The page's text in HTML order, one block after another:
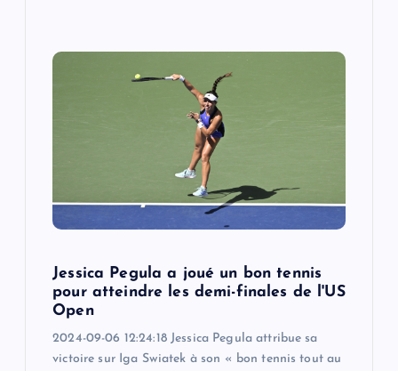
Jessica Pegula a joué un bon tennis
pour atteindre les demi-finales de l'US
Open
2024-09-06 12:24:18 Jessica Pegula attribue sa
victoire sur Iga Swiatek à son « bon tennis tout au